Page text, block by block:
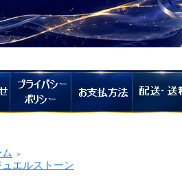
＞
エルストーン